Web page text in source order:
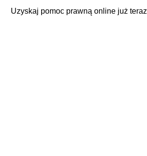
Uzyskaj pomoc prawną online już teraz